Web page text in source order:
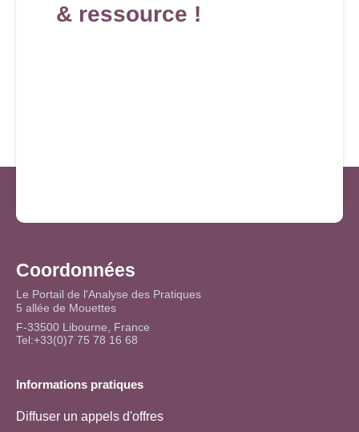
& ressource !
Coordonnées
Le Portail de l'Analyse des Pratiques
5 allée de Mouettes
F-33500 Libourne, France
Tel:+33(0)7 75 78 16 68
Informations pratiques
Diffuser un appels d'offres